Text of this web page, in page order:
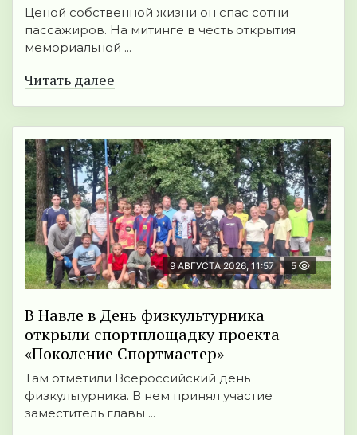
Ценой собственной жизни он спас сотни
пассажиров. На митинге в честь открытия
мемориальной ...
Читать далее
9 АВГУСТА 2026, 11:57 5
В Навле в День физкультурника
открыли спортплощадку проекта
«Поколение Спортмастер»
Там отметили Всероссийский день
физкультурника. В нем принял участие
заместитель главы ...